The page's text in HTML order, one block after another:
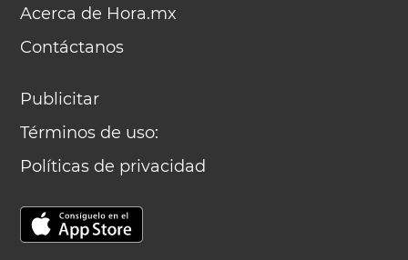
Acerca de Hora.mx
Contáctanos
Publicitar
Términos de uso:
Políticas de privacidad